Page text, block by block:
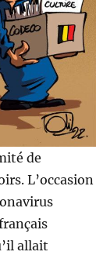
de
L’occasion
allait